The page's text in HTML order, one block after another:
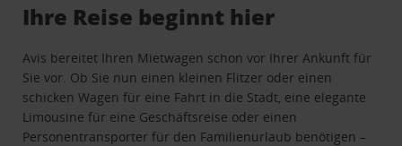
Ihre Reise beginnt hier
Avis bereitet Ihren Mietwagen schon vor Ihrer Ankunft für
Sie vor. Ob Sie nun einen kleinen Flitzer oder einen
schicken Wagen für eine Fahrt in die Stadt, eine elegante
Limousine für eine Geschäftsreise oder einen
Personentransporter für den Familienurlaub benötigen –